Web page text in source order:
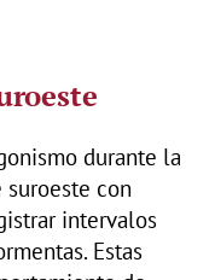
durante la
suroeste con
intervalos
Estas